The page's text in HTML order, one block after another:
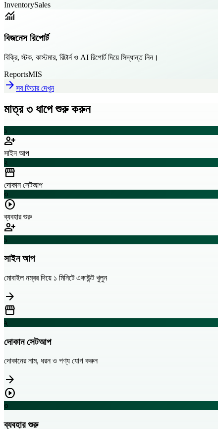
InventorySales
monitoring
বিজনেস রিপোর্ট
বিক্রি, স্টক, কাস্টমার, রিটার্ন ও AI রিপোর্ট দিয়ে সিদ্ধান্ত নিন।
ReportsMIS
arrow_forward সব ফিচার দেখুন
মাত্র ৩ ধাপে শুরু করুন
১
person_add
সাইন আপ
২
storefront
দোকান সেটআপ
৩
play_circle
ব্যবহার শুরু
person_add
১
সাইন আপ
মোবাইল নম্বর দিয়ে ১ মিনিটে একাউন্ট খুলুন
arrow_forward
storefront
২
দোকান সেটআপ
দোকানের নাম, ধরন ও পণ্য যোগ করুন
arrow_forward
play_circle
৩
ব্যবহার শুরু